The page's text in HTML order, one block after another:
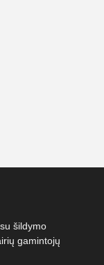
šildymo
gamintojų